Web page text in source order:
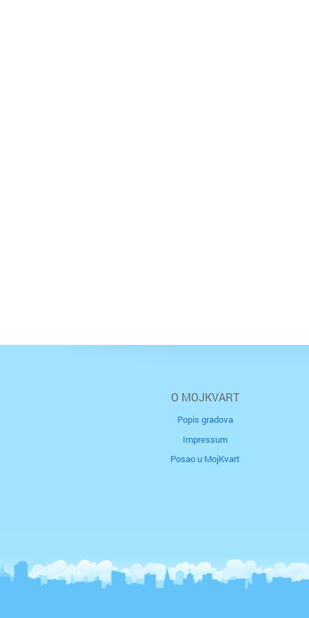
O MOJKVART
Popis gradova
Impressum
Posao u MojKvart